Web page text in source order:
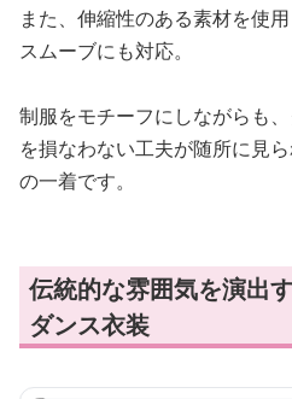
また、伸縮性のある素材を使
スムーブにも対応。
制服をモチーフにしながらも
を損なわない工夫が随所に見
の一着です。
伝統的な雰囲気を演出
ダンス衣装